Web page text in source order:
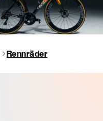
Rennräder